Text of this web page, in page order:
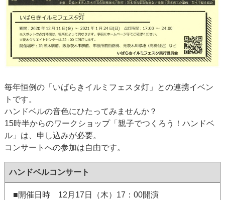
毎年恒例の「いばらきイルミフェスタ灯」との連携イベン
トです。
ハンドベルの音色にひたってみませんか？
15時半からのワークショップ「親子でつくろう！ハンドベ
ル」は、申し込みが必要。
コンサートへの参加は自由です。
ハンドベルコンサート
■開催日時 12月17日（木）17：00開演